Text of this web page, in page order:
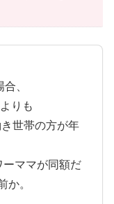
、
りも
世帯の方が年
ーママが同額だ
か。